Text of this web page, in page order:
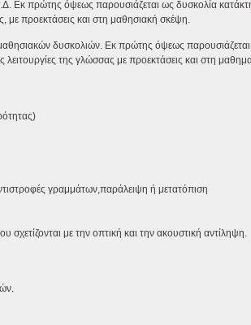
Εκ πρώτης όψεως παρουσιάζεται ως δυσκολία
με προεκτάσεις και στη μαθησιακή σκέψη.
μαθησιακών δυσκολιών. Εκ πρώτης όψεως
της γλώσσας με προεκτάσεις και στη
γραμμάτων,παράλειψη ή μετατόπιση
με την οπτική και την ακουστική αντίληψη.